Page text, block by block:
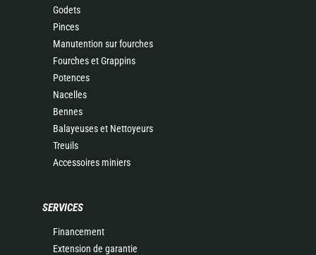
Godets
Pinces
Manutention sur fourches
Fourches et Grappins
Potences
Nacelles
Bennes
Balayeuses et Nettoyeurs
Treuils
Accessoires miniers
SERVICES
Financement
Extension de garantie